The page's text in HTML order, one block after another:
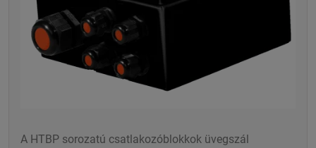
A HTBP sorozatú csatlakozóblokkok üvegszál